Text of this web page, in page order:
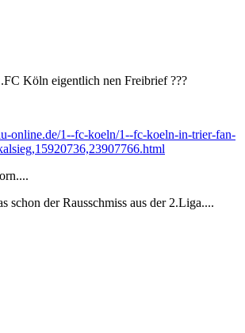
Köln eigentlich nen Freibrief ???
online.de/1--fc-koeln/1--fc-koeln-in-trier-fan-
schon der Rausschmiss aus der 2.Liga....